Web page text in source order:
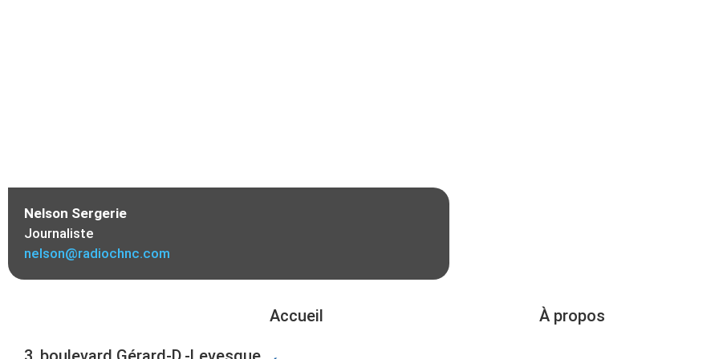
Nelson Sergerie
Journaliste
nelson@radiochnc.com
Accueil À propos